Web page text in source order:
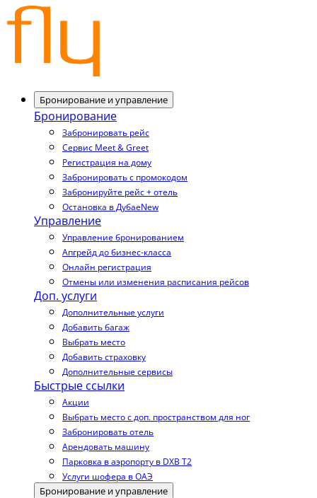
Бронирование и управление
Бронирование
Забронировать рейс
Сервис Meet & Greet
Регистрация на дому
Забронировать с промокодом
Забронируйте рейс + отель
Остановка в ДубаеNew
Управление
Управление бронированием
Апгрейд до бизнес-класса
Онлайн регистрация
Отмены или изменения расписания рейсов
Доп. услуги
Дополнительные услуги
Добавить багаж
Выбрать место
Добавить страховку
Дополнительные сервисы
Быстрые ссылки
Акции
Выбрать место с доп. пространством для ног
Забронировать отель
Арендовать машину
Парковка в аэропорту в DXB T2
Услуги шофера в ОАЭ
Бронирование и управление